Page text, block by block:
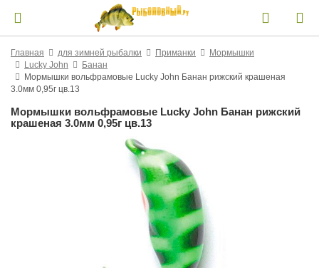
Главная для зимней рыбалки Приманки
Мормышки
Lucky John
Банан
Мормышки вольфрамовые Lucky John Банан рижский крашеная
3.0мм 0,95г цв.13
Мормышки вольфрамовые Lucky John Банан рижский
крашеная 3.0мм 0,95г цв.13